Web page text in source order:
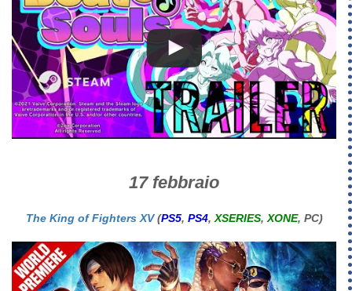
17 febbraio
The King of Fighters XV(PS5, PS4,XSERIES,XONE, PC)